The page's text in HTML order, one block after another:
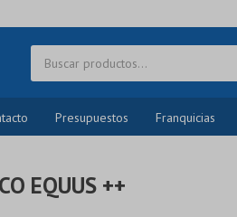
Presupuestos Franquicias
EQUUS ++